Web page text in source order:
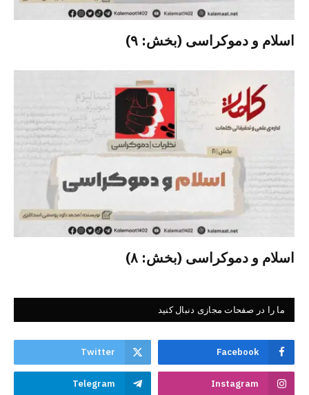
اسلام و دموکراسی (بخش: ۹)
اسلام و دموکراسی (بخش: ۸)
ما را در صفحات مجازی دنبال کنید
Facebook
Twitter
Instagram
Telegram